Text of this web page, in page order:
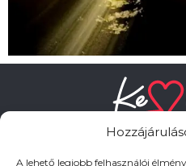
A lehető legjobb felhasználói